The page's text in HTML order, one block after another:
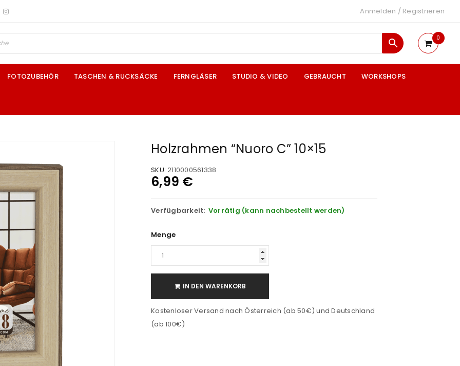
Anmelden / Registrieren
0
FOTOZUBEHÖR TASCHEN & RUCKSÄCKE FERNGLÄSER STUDIO & VIDEO GEBRAUCHT WORKSHOPS
Holzrahmen “Nuoro C” 10×15
SKU: 2110000561338
6,99 €
Verfügbarkeit: Vorrätig (kann nachbestellt werden)
Menge
IN DEN WARENKORB
Kostenloser Versand nach Österreich (ab 50€) und Deutschland
(ab 100€)